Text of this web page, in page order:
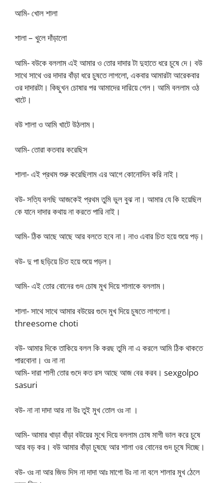
আমি- খোল শালা
শালা – খুলে দাঁড়ালো
আমি- বউকে বললাম এই আমার ও তোর দাদার টা দুহাতে ধরে চুষে দে। বউ
সাথে সাথে ওর দাদার বাঁড়া ধরে চুষতে লাগলো, একবার আমারটা আরেকবার
ওর দাদারটা। কিছুখন চোষার পর আমাদের দারিয়ে গেল। আমি বললাম ওঠ
খাটে।
বউ শালা ও আমি খাটে উঠলাম।
আমি- তোরা কতবার করেছিস
শালা- এই প্রথম শুরু করেছিলাম এর আগে কোনোদিন করি নাই।
বউ- সত্যি বলছি আজকেই প্রথম তুমি ভুল বুঝ না। আমার যে কি হয়েছিল
কে যানে দাদার কথায় না করতে পারি নাই।
আমি- ঠিক আছে আছে আর বলতে হবে না। নাও এবার চিত হয়ে শুয়ে পড়।
বউ- দু পা ছড়িয়ে চিত হয়ে শুয়ে পড়ল।
আমি- এই তোর বোনের গুদ চোষ মুখ দিয়ে শালাকে বললাম।
শালা- সাথে সাথে আমার বউয়ের গুদে মুখ দিয়ে চুষতে লাগলো।
threesome choti
বউ- আমার দিকে তাকিয়ে বলল কি করছ তুমি না এ করলে আমি ঠিক থাকতে
পারবোনা। ওঃ না না
আমি- দারা শালী তোর গুদে কত রস আছে আজ বের করব। sexgolpo
sasuri
বউ- না না দাদা আর না উঃ তুই মুখ তোল ওঃ না ।
আমি- আমার খাড়া বাঁড়া বউয়ের মুখে দিয়ে বললাম চোষ মাগী ভাল করে চুষে
আর বড় কর। বউ আমার বাঁড়া চুষছে আর শালা ওর বোনের গুদ চুষে দিচ্ছে।
বউ- ওঃ না আর জিভ দিস না দাদা আঃ মাগো উঃ না না বলে শালার মুখ ঠেলে